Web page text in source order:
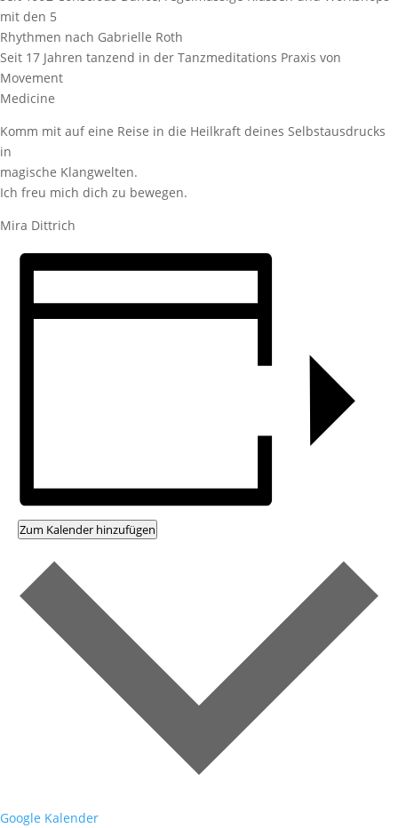
mit den 5
Rhythmen nach Gabrielle Roth
Seit 17 Jahren tanzend in der Tanzmeditations Praxis von
Movement
Medicine
Komm mit auf eine Reise in die Heilkraft deines Selbstausdrucks
in
magische Klangwelten.
Ich freu mich dich zu bewegen.
Mira Dittrich
Zum Kalender hinzufügen
Google Kalender